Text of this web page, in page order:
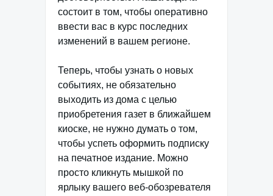
состоит в том, чтобы оперативно
ввести вас в курс последних
изменений в вашем регионе.
Теперь, чтобы узнать о новых
событиях, не обязательно
выходить из дома с целью
приобретения газет в ближайшем
киоске, не нужно думать о том,
чтобы успеть оформить подписку
на печатное издание. Можно
просто кликнуть мышкой по
ярлыку вашего веб-обозревателя